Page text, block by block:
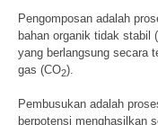
Pengomposan adalah
bahan organik tidak stabil
yang berlangsung secara
gas (CO2).
Pembusukan adalah
berpotensi menghasilkan